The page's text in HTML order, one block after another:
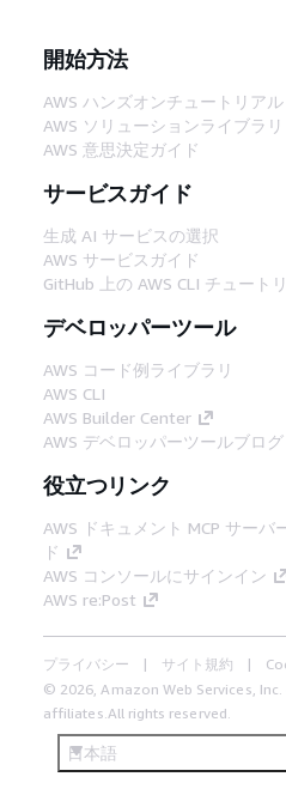
開始方法
AWS ハンズオンチュートリアル
AWS ソリューションライブラリ
AWS 意思決定ガイド
サービスガイド
生成 AI サービスの選択
AWS サービスガイド
GitHub 上の AWS CLI チュート
デベロッパーツール
AWS コード例ライブラリ
AWS CLI
AWS Builder Center
AWS デベロッパーツールブログ
役立つリンク
AWS ドキュメント MCP サーバ
ド
AWS コンソールにサインイン
AWS re:Post
プライバシー サイト規約
© 2026, Amazon Web Services, Inc.
affiliates.All rights reserved.
日本語